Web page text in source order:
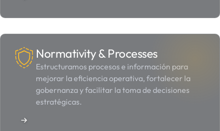
Normativity & Processes
Estructuramos procesos e información para
mejorar la eficiencia operativa, fortalecer la
gobernanza y facilitar la toma de decisiones
estratégicas.